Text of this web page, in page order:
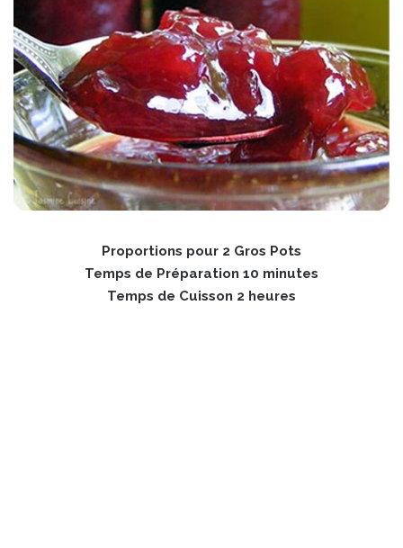
Proportions pour 2 Gros Pots
Temps de Préparation 10 minutes
Temps de Cuisson 2 heures